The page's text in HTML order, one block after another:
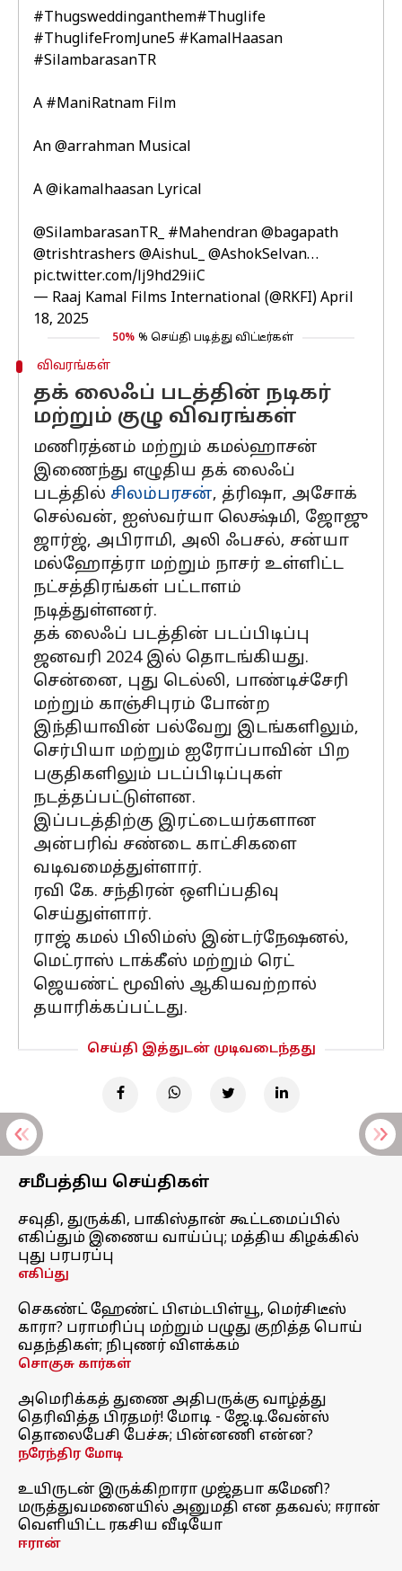
#Thugsweddinganthem#Thuglife
#ThuglifeFromJune5 #KamalHaasan
#SilambarasanTR
A #ManiRatnam Film
An @arrahman Musical
A @ikamalhaasan Lyrical
@SilambarasanTR_ #Mahendran @bagapath
@trishtrashers @AishuL_ @AshokSelvan…
pic.twitter.com/lj9hd29iiC
— Raaj Kamal Films International (@RKFI) April
18, 2025
50% % செய்தி படித்து விட்டீர்கள்
விவரங்கள்
தக் லைஃப் படத்தின் நடிகர்
மற்றும் குழு விவரங்கள்
மணிரத்னம் மற்றும் கமல்ஹாசன்
இணைந்து எழுதிய தக் லைஃப்
படத்தில் சிலம்பரசன், த்ரிஷா, அசோக்
செல்வன், ஐஸ்வர்யா லெக்ஷ்மி, ஜோஜு
ஜார்ஜ், அபிராமி, அலி ஃபசல், சன்யா
மல்ஹோத்ரா மற்றும் நாசர் உள்ளிட்ட
நட்சத்திரங்கள் பட்டாளம்
நடித்துள்ளனர்.
தக் லைஃப் படத்தின் படப்பிடிப்பு
ஜனவரி 2024 இல் தொடங்கியது.
சென்னை, புது டெல்லி, பாண்டிச்சேரி
மற்றும் காஞ்சிபுரம் போன்ற
இந்தியாவின் பல்வேறு இடங்களிலும்,
செர்பியா மற்றும் ஐரோப்பாவின் பிற
பகுதிகளிலும் படப்பிடிப்புகள்
நடத்தப்பட்டுள்ளன.
இப்படத்திற்கு இரட்டையர்களான
அன்பரிவ் சண்டை காட்சிகளை
வடிவமைத்துள்ளார்.
ரவி கே. சந்திரன் ஒளிப்பதிவு
செய்துள்ளார்.
ராஜ் கமல் பிலிம்ஸ் இன்டர்நேஷனல்,
மெட்ராஸ் டாக்கீஸ் மற்றும் ரெட்
ஜெயண்ட் மூவிஸ் ஆகியவற்றால்
தயாரிக்கப்பட்டது.
செய்தி இத்துடன் முடிவடைந்தது
சமீபத்திய செய்திகள்
சவுதி, துருக்கி, பாகிஸ்தான் கூட்டமைப்பில்
எகிப்தும் இணைய வாய்ப்பு; மத்திய கிழக்கில்
புது பரபரப்பு
எகிப்து
செகண்ட் ஹேண்ட் பிஎம்டபிள்யூ, மெர்சிடீஸ்
காரா? பராமரிப்பு மற்றும் பழுது குறித்த பொய்
வதந்திகள்; நிபுணர் விளக்கம்
சொகுசு கார்கள்
அமெரிக்கத் துணை அதிபருக்கு வாழ்த்து
தெரிவித்த பிரதமர்! மோடி - ஜே.டி.வேன்ஸ்
தொலைபேசி பேச்சு; பின்னணி என்ன?
நரேந்திர மோடி
உயிருடன் இருக்கிறாரா முஜ்தபா கமேனி?
மருத்துவமனையில் அனுமதி என தகவல்; ஈரான்
வெளியிட்ட ரகசிய வீடியோ
ஈரான்